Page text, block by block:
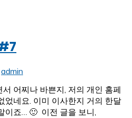
admin
어찌나 바쁜지, 저의 개인 홈페
었네요. 이미 이사한지 거의 한달
이죠… 🙂 이전 글을 보니,